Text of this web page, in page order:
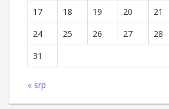
17
18 19 20 21
24
25 26 27 28
31
« srp